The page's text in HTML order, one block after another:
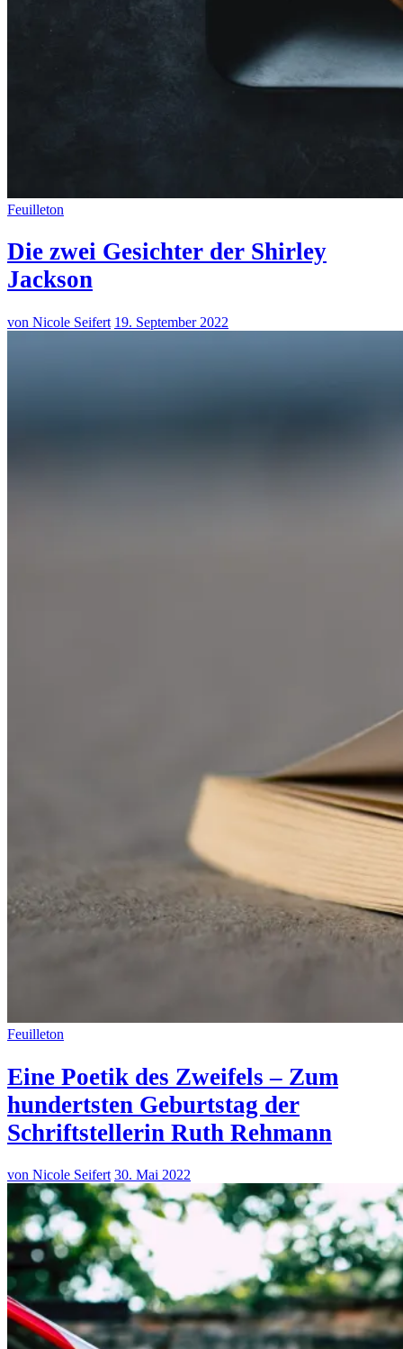
Feuilleton
Die zwei Gesichter der Shirley
Jackson
von Nicole Seifert 19. September 2022
Feuilleton
Eine Poetik des Zweifels – Zum
hundertsten Geburtstag der
Schriftstellerin Ruth Rehmann
von Nicole Seifert 30. Mai 2022